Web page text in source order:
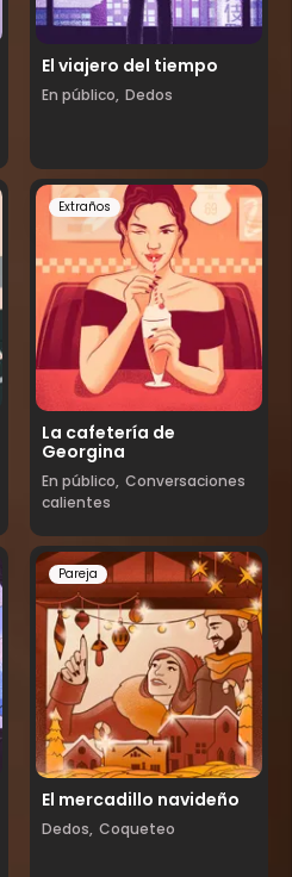
El viajero del tiempo
En público, Dedos
La cafetería de
Georgina
Extraños
En público, Conversaciones
calientes
El mercadillo navideño
Pareja
Dedos, Coqueteo